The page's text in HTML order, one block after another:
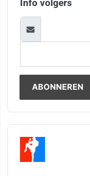
Info volgers